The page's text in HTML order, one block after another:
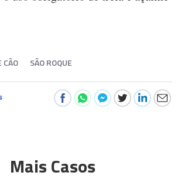
CÃO SÃO ROQUE
Mais Casos